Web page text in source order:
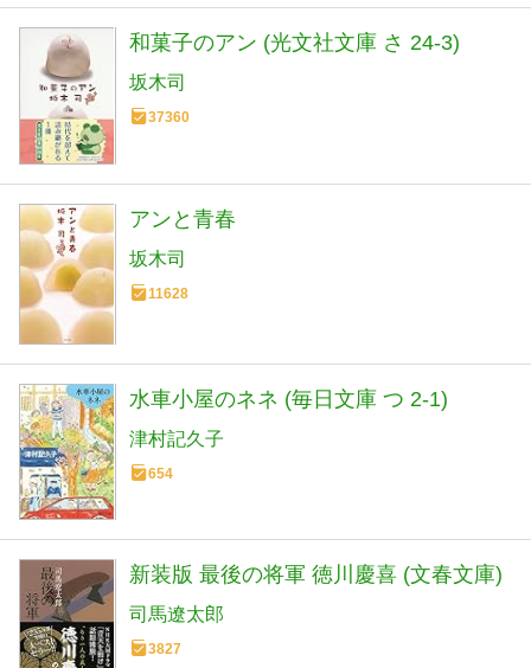
和菓子のアン (光文社文庫 さ 24-3)
坂木司
37360
アンと青春
坂木司
11628
水車小屋のネネ (毎日文庫 つ 2-1)
津村記久子
654
新装版 最後の将軍 徳川慶喜 (文春文庫)
司馬遼太郎
3827